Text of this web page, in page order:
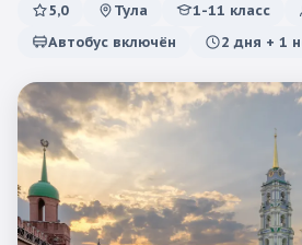
🗳️ 18 сентября
🥞 Масленица
🚀 День космонавтики
🎖️ 9 мая
5,0 Тула 1-11 класс
Автобус включён
2 дня + 1